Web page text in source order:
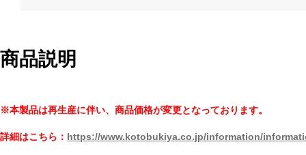
商品説明
※本製品は再生産に伴い、商品価格が変更となっております。
詳細はこちら： https://www.kotobukiya.co.jp/information/